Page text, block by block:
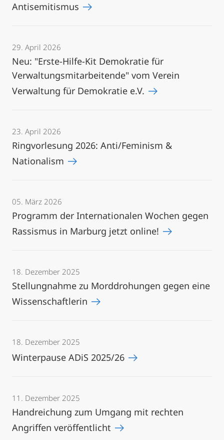
Antisemitismus
29. April 2026
Neu: "Erste-Hilfe-Kit Demokratie für
Verwaltungsmitarbeitende" vom Verein
Verwaltung für Demokratie e.V.
23. April 2026
Ringvorlesung 2026: Anti/Feminism &
Nationalism
05. März 2026
Programm der Internationalen Wochen gegen
Rassismus in Marburg jetzt online!
18. Dezember 2025
Stellungnahme zu Morddrohungen gegen eine
Wissenschaftlerin
18. Dezember 2025
Winterpause ADiS 2025/26
11. Dezember 2025
Handreichung zum Umgang mit rechten
Angriffen veröffentlicht